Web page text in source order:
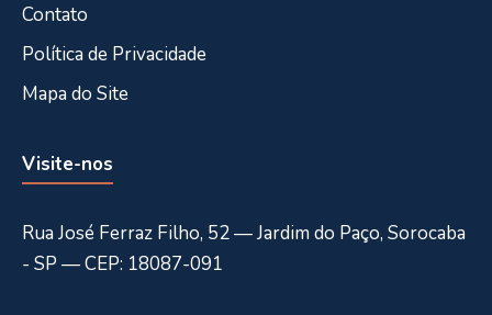
Contato
Política de Privacidade
Mapa do Site
Visite-nos
Rua José Ferraz Filho, 52 — Jardim do Paço, Sorocaba
- SP — CEP: 18087-091